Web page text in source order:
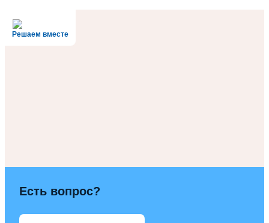
Решаем вместе
Есть вопрос?